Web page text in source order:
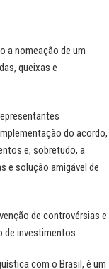
a nomeação de um
queixas e
do acordo,
e, sobretudo, a
e solução amigável de
de controvérsias e
de investimentos.
com o Brasil, é um